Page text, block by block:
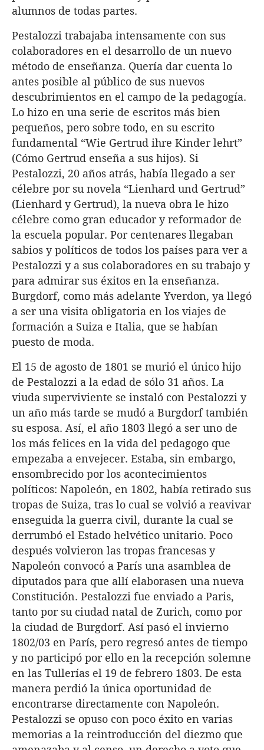
alumnos de todas partes.
Pestalozzi trabajaba intensamente con sus
colaboradores en el desarrollo de un nuevo
método de enseñanza. Quería dar cuenta lo
antes posible al público de sus nuevos
descubrimientos en el campo de la pedagogía.
Lo hizo en una serie de escritos más bien
pequeños, pero sobre todo, en su escrito
fundamental “Wie Gertrud ihre Kinder lehrt”
(Cómo Gertrud enseña a sus hijos). Si
Pestalozzi, 20 años atrás, había llegado a ser
célebre por su novela “Lienhard und Gertrud”
(Lienhard y Gertrud), la nueva obra le hizo
célebre como gran educador y reformador de
la escuela popular. Por centenares llegaban
sabios y políticos de todos los países para ver a
Pestalozzi y a sus colaboradores en su trabajo y
para admirar sus éxitos en la enseñanza.
Burgdorf, como más adelante Yverdon, ya llegó
a ser una visita obligatoria en los viajes de
formación a Suiza e Italia, que se habían
puesto de moda.
El 15 de agosto de 1801 se murió el único hijo
de Pestalozzi a la edad de sólo 31 años. La
viuda superviviente se instaló con Pestalozzi y
un año más tarde se mudó a Burgdorf también
su esposa. Así, el año 1803 llegó a ser uno de
los más felices en la vida del pedagogo que
empezaba a envejecer. Estaba, sin embargo,
ensombrecido por los acontecimientos
políticos: Napoleón, en 1802, había retirado sus
tropas de Suiza, tras lo cual se volvió a reavivar
enseguida la guerra civil, durante la cual se
derrumbó el Estado helvético unitario. Poco
después volvieron las tropas francesas y
Napoleón convocó a París una asamblea de
diputados para que allí elaborasen una nueva
Constitución. Pestalozzi fue enviado a Paris,
tanto por su ciudad natal de Zurich, como por
la ciudad de Burgdorf. Así pasó el invierno
1802/03 en París, pero regresó antes de tiempo
y no participó por ello en la recepción solemne
en las Tullerías el 19 de febrero 1803. De esta
manera perdió la única oportunidad de
encontrarse directamente con Napoleón.
Pestalozzi se opuso con poco éxito en varias
memorias a la reintroducción del diezmo que